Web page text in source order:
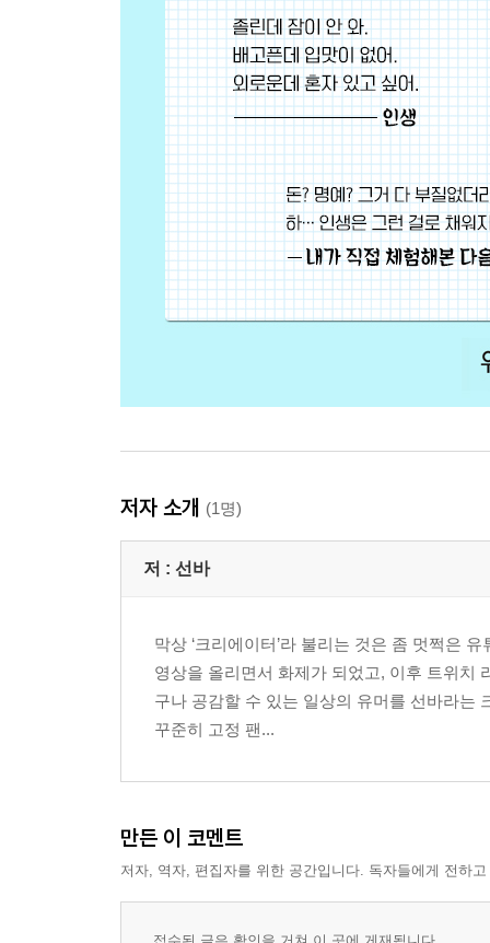
저자 소개 (1명)
저 : 선바
막상 ‘크리에이터’라 불리는 것은 좀 멋쩍은
영상을 올리면서 화제가 되었고, 이후 트위치
구나 공감할 수 있는 일상의 유머를 선바라는
꾸준히 고정 팬...
만든 이 코멘트
저자, 역자, 편집자를 위한 공간입니다. 독자들에게 전하